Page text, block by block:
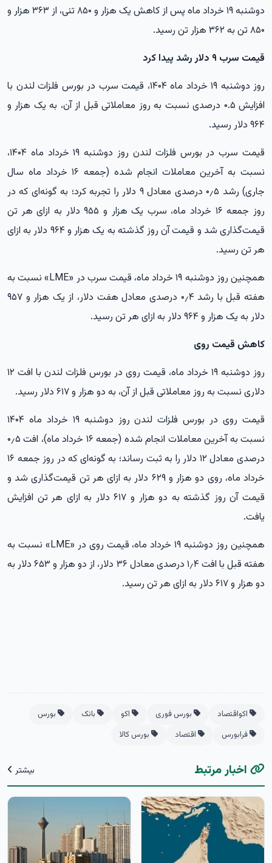
دوشنبه ۱۹ خرداد ماه پس از کاهش یک هزار و ۸۵۰ تنی، از ۳۶۳ هزار و
۸۵۰ تن به ۳۶۲ هزار تن رسید.
قیمت سرب ۹ دلار رشد پیدا کرد
روز دوشنبه ۱۹ خرداد ماه ۱۴۰۴، قیمت سرب در بورس فلزات لندن با
افزایش ۰.۵ درصدی نسبت به روز معاملاتی قبل از آن، به یک هزار و
۹۶۴ دلار رسید.
قیمت سرب در بورس فلزات لندن روز دوشنبه ۱۹ خرداد ماه ۱۴۰۴،
نسبت به آخرین معاملات انجام شده (جمعه ۱۶ خرداد ماه سال
جاری) رشد ۰٫۵ درصدی معادل ۹ دلار را تجربه کرد؛ به گونه‌ای که در
روز جمعه ۱۶ خرداد ماه، سرب یک هزار و ۹۵۵ دلار به ازای هر تن
قیمت‌گذاری شد و قیمت آن روز گذشته به یک هزار و ۹۶۴ دلار به ازای
هر تن رسید.
همچنین روز دوشنبه ۱۹ خرداد ماه، قیمت سرب در «LME» نسبت به
هفته قبل با رشد ۰٫۴ درصدی معادل هفت دلار، از یک هزار و ۹۵۷
دلار به یک هزار و ۹۶۴ دلار به ازای هر تن رسید.
کاهش قیمت روی
روز دوشنبه ۱۹ خرداد ماه، قیمت روی در بورس فلزات لندن با افت ۱۲
دلاری نسبت به روز معاملاتی قبل از آن، به دو هزار و ۶۱۷ دلار رسید.
قیمت روی در بورس فلزات لندن روز دوشنبه ۱۹ خرداد ماه ۱۴۰۴
نسبت به آخرین معاملات انجام شده (جمعه ۱۶ خرداد ماه)، افت ۰٫۵
درصدی معادل ۱۲ دلار را به ثبت رساند؛ به گونه‌ای که در روز جمعه ۱۶
خرداد ماه، روی دو هزار و ۶۲۹ دلار به ازای هر تن قیمت‌گذاری شد و
قیمت آن روز گذشته به دو هزار و ۶۱۷ دلار به ازای هر تن افزایش
یافت.
همچنین روز دوشنبه ۱۹ خرداد ماه، قیمت روی در «LME» نسبت به
هفته قبل با افت ۱٫۴ درصدی معادل ۳۶ دلار، از دو هزار و ۶۵۳ دلار به
دو هزار و ۶۱۷ دلار به ازای هر تن رسید.
اکواقتصاد بورس فوری اکو بانک
بورس
فرابورس
اقتصاد بورس کالا
اخبار مرتبط بیشتر